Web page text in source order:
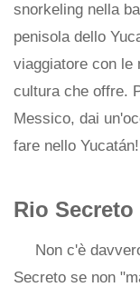
snorkeling nella
penisola dello
viaggiatore con le
cultura che offre.
Messico, dai
fare nello Yucatán!
Rio Secreto
Non c'è
Secreto se non